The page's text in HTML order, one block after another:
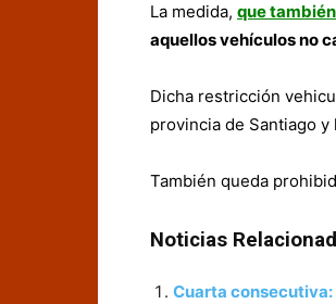
La medida, que
aquellos vehículos no
Dicha restricción
provincia de Santiago
También queda
Noticias
Cuarta